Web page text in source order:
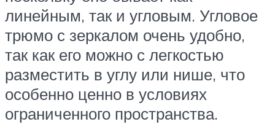
линейным, так и угловым. Угловое
трюмо с зеркалом очень удобно,
так как его можно с легкостью
разместить в углу или нише, что
особенно ценно в условиях
ограниченного пространства.